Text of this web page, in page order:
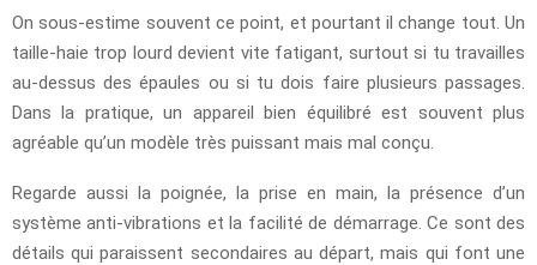
On sous-estime souvent ce point, et pourtant il change tout. Un
taille-haie trop lourd devient vite fatigant, surtout si tu travailles
au-dessus des épaules ou si tu dois faire plusieurs passages.
Dans la pratique, un appareil bien équilibré est souvent plus
agréable qu’un modèle très puissant mais mal conçu.
Regarde aussi la poignée, la prise en main, la présence d’un
système anti-vibrations et la facilité de démarrage. Ce sont des
détails qui paraissent secondaires au départ, mais qui font une